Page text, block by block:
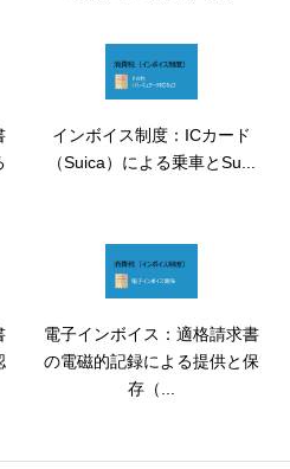
インボイス制度：ICカード
（Suica）による乗車とSu...
電子インボイス：適格請求書
の電磁的記録による提供と保
存（...